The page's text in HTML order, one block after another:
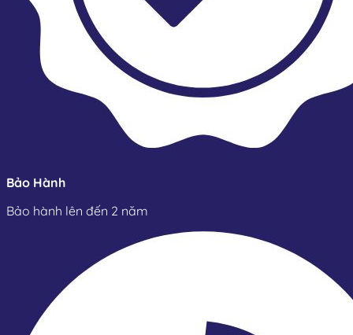
Bảo Hành
Bảo hành lên đến 2 năm